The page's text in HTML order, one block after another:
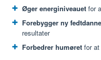
Øger energiniveauet for
Forebygger ny
resultater
Forbedrer humøret for